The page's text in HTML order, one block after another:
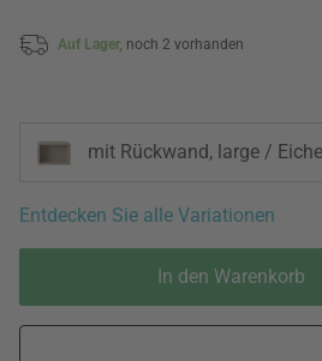
Auf Lager, noch 2 vorhanden
mit Rückwand, large / Eiche
Entdecken Sie alle Variationen
In den Warenkorb